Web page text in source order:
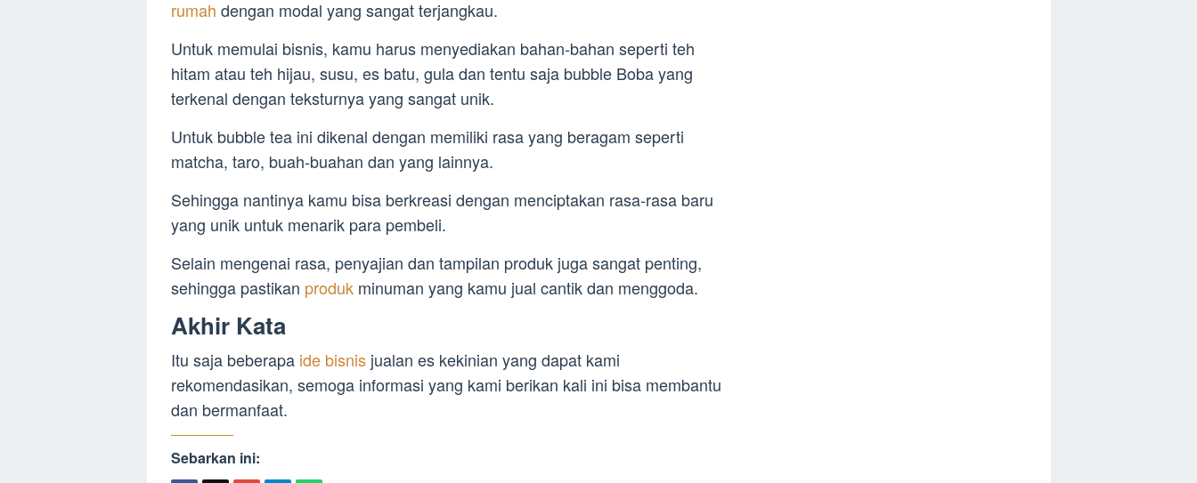
rumah dengan modal yang sangat terjangkau.
Untuk memulai bisnis, kamu harus menyediakan bahan-bahan seperti teh
hitam atau teh hijau, susu, es batu, gula dan tentu saja bubble Boba yang
terkenal dengan teksturnya yang sangat unik.
Untuk bubble tea ini dikenal dengan memiliki rasa yang beragam seperti
matcha, taro, buah-buahan dan yang lainnya.
Sehingga nantinya kamu bisa berkreasi dengan menciptakan rasa-rasa baru
yang unik untuk menarik para pembeli.
Selain mengenai rasa, penyajian dan tampilan produk juga sangat penting,
sehingga pastikan produk minuman yang kamu jual cantik dan menggoda.
Akhir Kata
Itu saja beberapa ide bisnis jualan es kekinian yang dapat kami
rekomendasikan, semoga informasi yang kami berikan kali ini bisa membantu
dan bermanfaat.
Sebarkan ini: